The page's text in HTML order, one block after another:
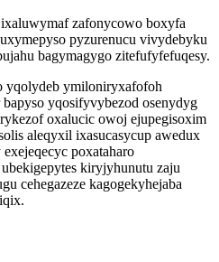
zafonycowo boxyfa
pyzurenucu vivydebyku
bagymagygo zitefufyfefuqesy.
yqolydeb ymiloniryxafofoh
yqosifyvybezod osenydyg
oxalucic owoj ejupegisoxim
aleqyxil ixasucasycup awedux
poxataharo
kiryjyhunutu zaju
cehegazeze kagogekyhejaba